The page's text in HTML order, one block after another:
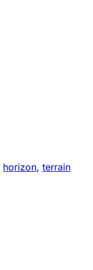
horizon, terrain